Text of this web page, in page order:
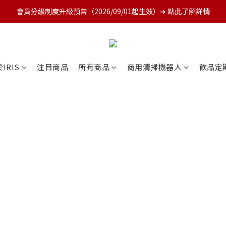
會員分級制度升級預告（2026/09/01起生效）➔ 點此了解詳情
IRIS 注目商品 所有商品 商用清掃機器人 飲品定